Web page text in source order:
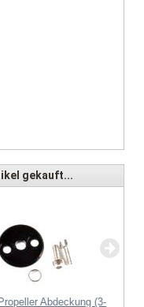
gekauft...
Abdeckung (3-